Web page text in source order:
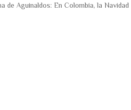
de Aguinaldos: En Colombia, la Navidad